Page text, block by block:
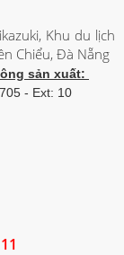
Khu du lịch
Chiểu, Đà Nẵng
sản xuất:
- Ext: 10